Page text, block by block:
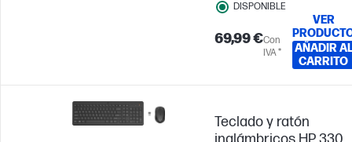
se ha probado con
HP[2] para garantizar que
pueda satisfacer de manera
segura las exigencias de tu
DISPONIBLE
69,99 €Con
IVA *
VER
AÑADIR AL
CARRITO
Teclado y ratón